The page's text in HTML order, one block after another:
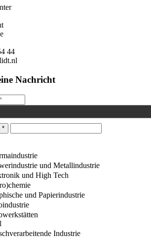
44
Nachricht
*
und Metallindustrie
und High Tech
und Papierindustrie
Industrie